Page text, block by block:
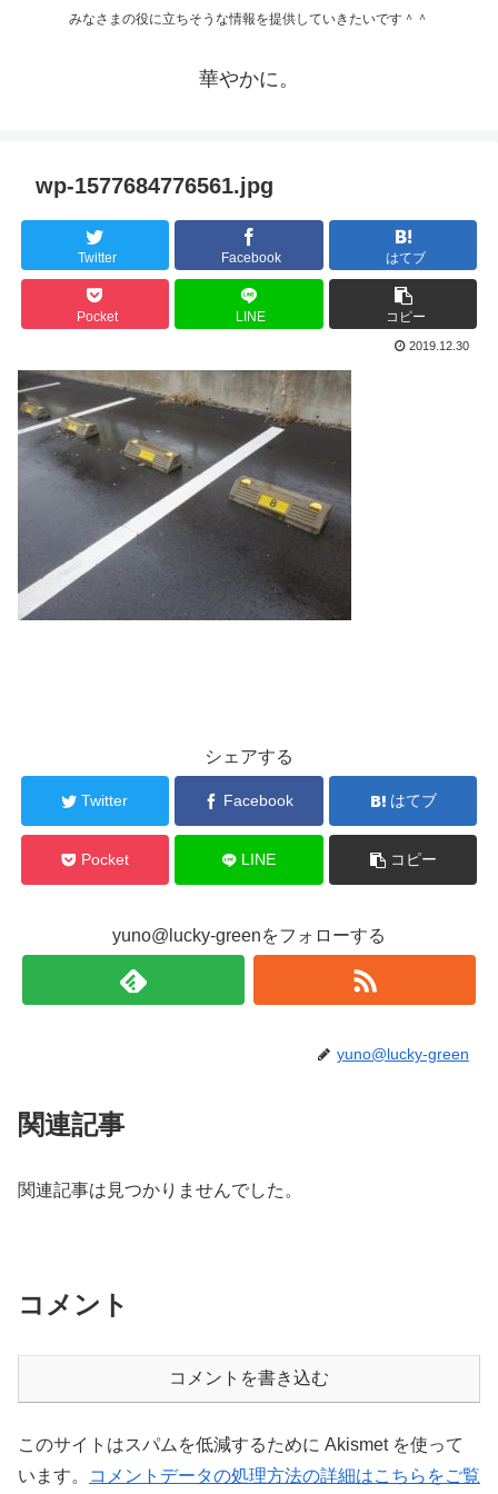
みなさまの役に立ちそうな情報を提供していきたいです＾＾
華やかに。
wp-1577684776561.jpg
Twitter Facebook はてブ
Pocket LINE コピー
2019.12.30
シェアする
Twitter Facebook はてブ
Pocket LINE コピー
yuno@lucky-greenをフォローする
yuno@lucky-green
関連記事
関連記事は見つかりませんでした。
コメント
コメントを書き込む
このサイトはスパムを低減するために Akismet を使って
います。
コメントデータの処理方法の詳細はこちらをご覧